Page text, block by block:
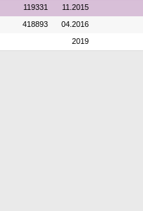
119331 11.2015
418893 04.2016
2019